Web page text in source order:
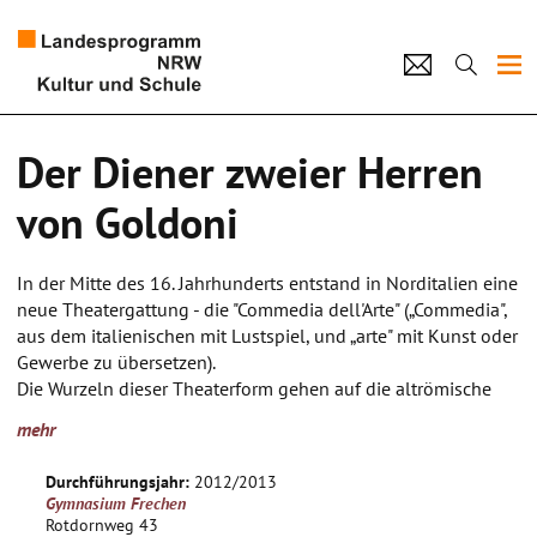
Künstlerpool
Kultur und Schule
home Impressum
Der Diener zweier Herren
von Goldoni
In der Mitte des 16. Jahrhunderts entstand in Norditalien eine
neue Theatergattung - die "Commedia dell'Arte" („Commedia",
aus dem italienischen mit Lustspiel, und „arte" mit Kunst oder
Gewerbe zu übersetzen).
Die Wurzeln dieser Theaterform gehen auf die altrömische
In seiner ursprünglichsten Form wurde Commedia dell' Arte
nicht vorgeschriebene Texte sondern fanden ihre Rolle frei in
einer vorgegebenen Szenenbeschreibung.
mehr
Durchführungsjahr: 2012/2013
Gymnasium Frechen
Rotdornweg 43